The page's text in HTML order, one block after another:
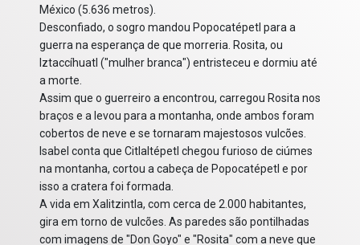
México (5.636 metros).
Desconfiado, o sogro mandou Popocatépetl para a
guerra na esperança de que morreria. Rosita, ou
Iztaccíhuatl ("mulher branca") entristeceu e dormiu até
a morte.
Assim que o guerreiro a encontrou, carregou Rosita nos
braços e a levou para a montanha, onde ambos foram
cobertos de neve e se tornaram majestosos vulcões.
Isabel conta que Citlaltépetl chegou furioso de ciúmes
na montanha, cortou a cabeça de Popocatépetl e por
isso a cratera foi formada.
A vida em Xalitzintla, com cerca de 2.000 habitantes,
gira em torno de vulcões. As paredes são pontilhadas
com imagens de "Don Goyo" e "Rosita" com a neve que